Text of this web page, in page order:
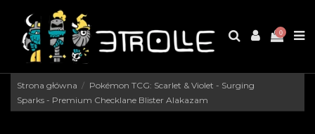
0
Strona główna
Pokémon TCG: Scarlet & Violet - Surging
Sparks - Premium Checklane Blister Alakazam